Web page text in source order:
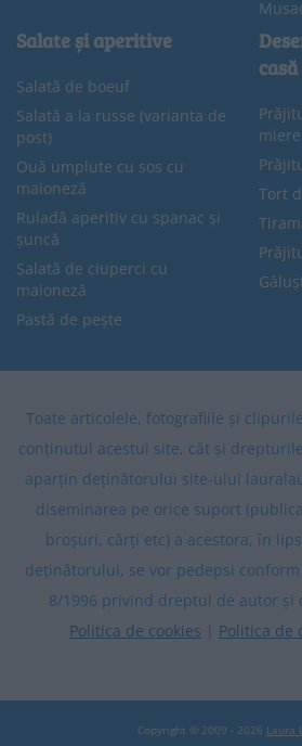
Salate și aperitive
Salată de boeuf
Salată a la russe (varianta de
post)
Ouă umplute cu sos cu
maioneză
Ruladă aperitiv cu spanac și
șuncă
Salată de ciuperci cu
maioneză
Pastă de pește
casă
miere
Tort
Toate articolele, fotografiile și
conținutul acestui site, cât și
aparțin deținătorului site-ului
diseminarea pe orice suport
broșuri, cărți etc) a acestora, în
deținătorului, se vor pedepsi
8/1996 privind dreptul de autor și
Politica de cookies | Politica de
Copyright © 2009 - 2026 Laura